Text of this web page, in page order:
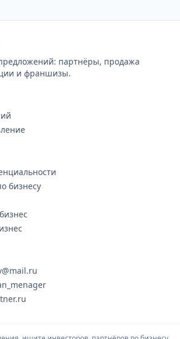
партнёры, продажа
и франшизы.
бизнесу